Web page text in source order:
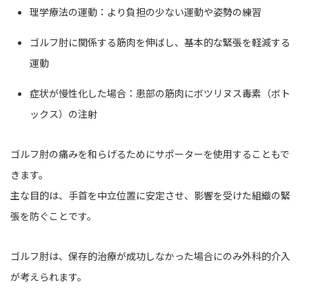
理学療法の運動：より負担の少ない運動や姿勢の練習
ゴルフ肘に関係する筋肉を伸ばし、基本的な緊張を軽減する
運動
症状が慢性化した場合：患部の筋肉にボツリヌス毒素（ボト
ックス）の注射
ゴルフ肘の痛みを和らげるためにサポーターを使用することもで
きます。
主な目的は、手首を中立位置に安定させ、影響を受けた組織の緊
張を防ぐことです。
ゴルフ肘は、保存的治療が成功しなかった場合にのみ外科的介入
が考えられます。